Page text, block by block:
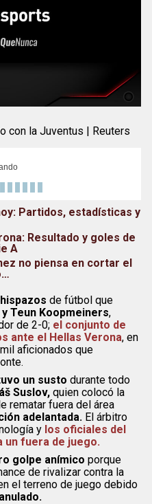
con la Juventus | Reuters
Partidos, estadísticas y
Resultado y goles de
A
no piensa en cortar el
de fútbol que
Teun Koopmeiners,
de 2-0; el conjunto de
ante el Hellas Verona, en
aficionados que
un susto durante todo
Suslov, quien colocó la
rematar fuera del área
adelantada. El árbitro
y los oficiales del
un fuera de juego.
golpe anímico porque
de rivalizar contra la
el terreno de juego debido